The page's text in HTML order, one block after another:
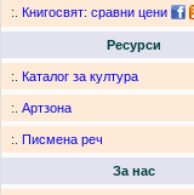
:. Книгосвят: сравни цени
Ресурси
:. Каталог за култура
:. Артзона
:. Писмена реч
За нас